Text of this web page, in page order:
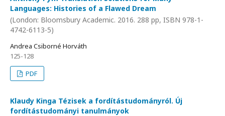
Languages: Histories of a Flawed Dream
(London: Bloomsbury Academic. 2016. 288 pp, ISBN 978-1-
4742-6113-5)
Andrea Csiborné Horváth
125-128
PDF
Klaudy Kinga Tézisek a fordítástudományról. Új
fordítástudományi tanulmányok